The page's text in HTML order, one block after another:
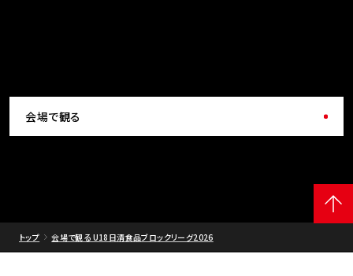
会場で観る
トップ 会場で観る U18日清食品ブロックリーグ2026